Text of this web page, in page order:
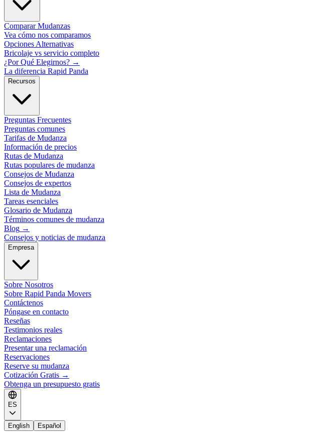
Comparar Mudanzas
Vea cómo nos comparamos
Opciones Alternativas
Bricolaje vs servicio completo
¿Por Qué Elegirnos? →
La diferencia Rapid Panda
Recursos
Preguntas Frecuentes
Preguntas comunes
Tarifas de Mudanza
Información de precios
Rutas de Mudanza
Rutas populares de mudanza
Consejos de Mudanza
Consejos de expertos
Lista de Mudanza
Tareas esenciales
Glosario de Mudanza
Términos comunes de mudanza
Blog →
Consejos y noticias de mudanza
Empresa
Sobre Nosotros
Sobre Rapid Panda Movers
Contáctenos
Póngase en contacto
Reseñas
Testimonios reales
Reclamaciones
Presentar una reclamación
Reservaciones
Reserve su mudanza
Cotización Gratis →
Obtenga un presupuesto gratis
ES
English Español